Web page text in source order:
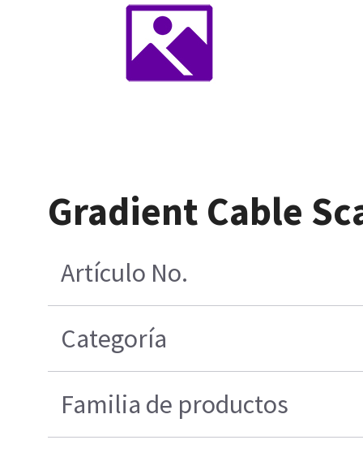
Gradient Cable
Artículo No.
Categoría
Familia de productos